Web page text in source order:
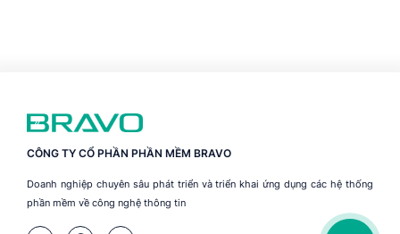
CÔNG TY CỔ PHẦN PHẦN MỀM BRAVO
Doanh nghiệp chuyên sâu phát triển và triển khai ứng dụng các hệ thống
phần mềm về công nghệ thông tin